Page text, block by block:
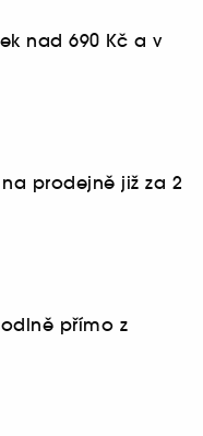
nad 690 Kč a v
prodejně již za 2
přímo z